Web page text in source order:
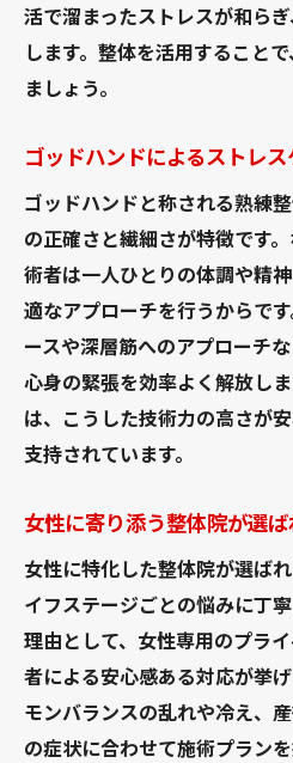
活で溜まったストレスが和ら
します。整体を活用すること
ましょう。
ゴッドハンドによるストレ
ゴッドハンドと称される熟練
の正確さと繊細さが特徴です
術者は一人ひとりの体調や精
適なアプローチを行うからで
ースや深層筋へのアプローチ
心身の緊張を効率よく解放し
は、こうした技術力の高さが
支持されています。
女性に寄り添う整体院が選
女性に特化した整体院が選ば
イフステージごとの悩みに丁
理由として、女性専用のプラ
者による安心感ある対応が挙
モンバランスの乱れや冷え、
の症状に合わせて施術プラン